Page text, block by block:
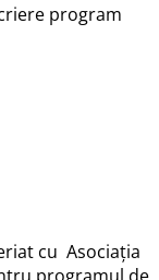
program
cu Asociația
programul de